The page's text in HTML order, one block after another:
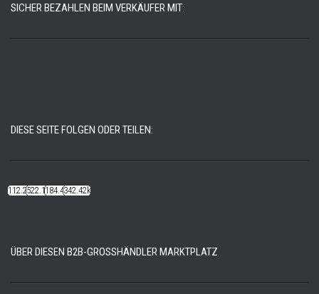
SICHER BEZAHLEN BEIM VERKÄUFER MIT:
DIESE SEITE FOLGEN ODER TEILEN:
112.22k522.14k184.48k342.42k
ÜBER DIESEN B2B-GROSSHÄNDLER MARKTPLATZ